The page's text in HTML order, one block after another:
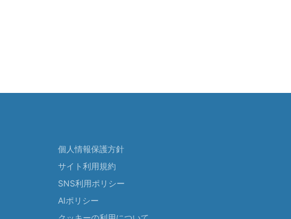
個人情報保護方針
サイト利用規約
SNS利用ポリシー
AIポリシー